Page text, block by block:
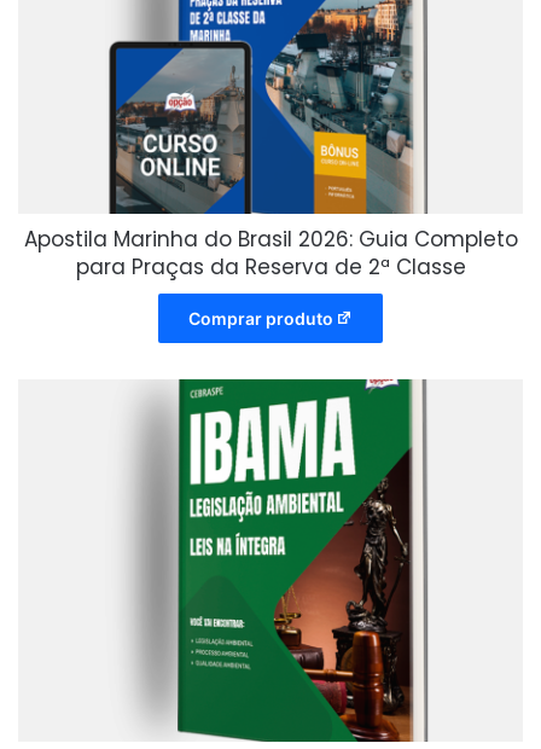
Apostila Marinha do Brasil 2026: Guia Completo
para Praças da Reserva de 2ª Classe
Comprar produto